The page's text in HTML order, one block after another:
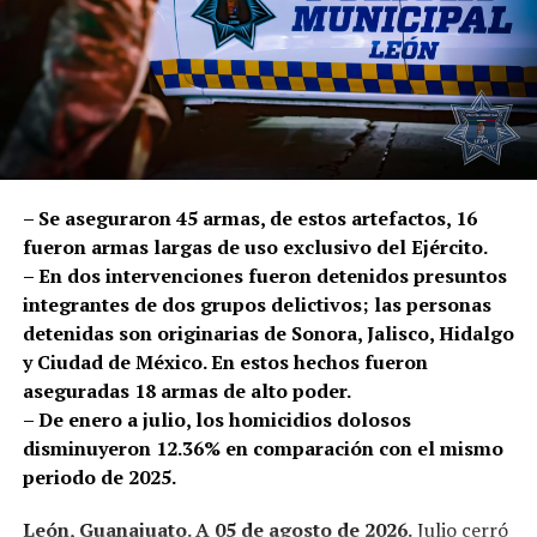
coordinado entre la videovigilancia y los policías en
campo, localizaron la motocicleta en el cruce con el
bulevar Cereza.
Los oficiales le cerraron el paso al conductor y le
solicitaron descender de la unidad. Conforme a
protocolo, se realizó una inspección, en la que fueron
localizados 50 mil pesos en efectivo.
Los afectados reconocieron al hombre como el presunto
responsable, por lo que fue detenido Rodrigo Israel “N”
y puesto a disposición de la Fiscalía General del Estado,
autoridad que dará seguimiento y determinará su
situación jurídica.
En lo que va del año, la Policía de León ha brindado 1 mil
389 acompañamientos bancarios a ciudadanos que
solicitan apoyo para trasladarse hacia o desde una
sucursal bancaria. Febrero registró el mayor número,
– Se aseguraron 45 armas, de estos artefactos, 16
fueron armas largas de uso exclusivo del Ejército.
– En dos intervenciones fueron detenidos presuntos
integrantes de dos grupos delictivos; las personas
detenidas son originarias de Sonora, Jalisco, Hidalgo
y Ciudad de México. En estos hechos fueron
aseguradas 18 armas de alto poder.
– De enero a julio, los homicidios dolosos
disminuyeron 12.36% en comparación con el mismo
periodo de 2025.
León, Guanajuato. A 05 de agosto de 2026.Julio cerró